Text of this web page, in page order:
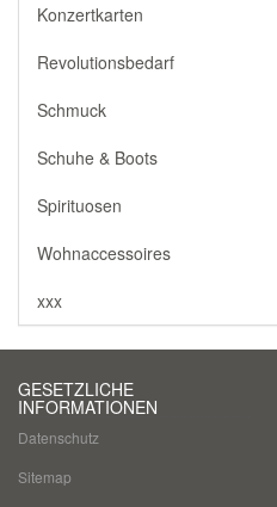
Konzertkarten
Revolutionsbedarf
Schmuck
Schuhe & Boots
Spirituosen
Wohnaccessoires
xxx
GESETZLICHE
INFORMATIONEN
Datenschutz
Sitemap